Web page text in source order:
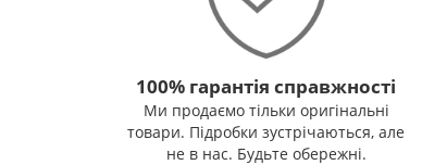
100% гарантія справжності
Ми продаємо тільки оригінальні
товари. Підробки зустрічаються, але
не в нас. Будьте обережні.